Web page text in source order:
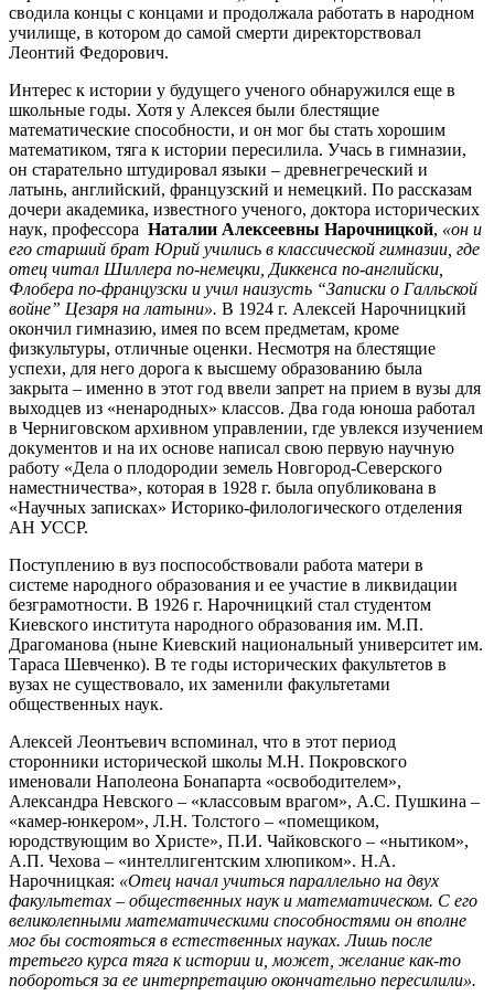
сводила концы с концами и продолжала работать в народном
училище, в котором до самой смерти директорствовал
Леонтий Федорович.
Интерес к истории у будущего ученого обнаружился еще в
школьные годы. Хотя у Алексея были блестящие
математические способности, и он мог бы стать хорошим
математиком, тяга к истории пересилила. Учась в гимназии,
он старательно штудировал языки – древнегреческий и
латынь, английский, французский и немецкий. По рассказам
дочери академика, известного ученого, доктора исторических
наук, профессора Наталии Алексеевны Нарочницкой, «он и
его старший брат Юрий учились в классической гимназии, где
отец читал Шиллера по-немецки, Диккенса по-английски,
Флобера по-французски и учил наизусть “Записки о Галльской
войне” Цезаря на латыни». В 1924 г. Алексей Нарочницкий
окончил гимназию, имея по всем предметам, кроме
физкультуры, отличные оценки. Несмотря на блестящие
успехи, для него дорога к высшему образованию была
закрыта – именно в этот год ввели запрет на прием в вузы для
выходцев из «ненародных» классов. Два года юноша работал
в Черниговском архивном управлении, где увлекся изучением
документов и на их основе написал свою первую научную
работу «Дела о плодородии земель Новгород-Северского
наместничества», которая в 1928 г. была опубликована в
«Научных записках» Историко-филологического отделения
АН УССР.
Поступлению в вуз поспособствовали работа матери в
системе народного образования и ее участие в ликвидации
безграмотности. В 1926 г. Нарочницкий стал студентом
Киевского института народного образования им. М.П.
Драгоманова (ны­не Ки­ев­ский на­цио­наль­ный университет им.
Та­ра­са Шев­чен­ко). В те годы исторических факультетов в
вузах не существовало, их заменили факультетами
общественных наук.
Алексей Леонтьевич вспоминал, что в этот период
сторонники исторической школы М.Н. Покровского
именовали Наполеона Бонапарта «освободителем»,
Александра Невского – «классовым врагом», А.С. Пушкина –
«камер-юнкером», Л.Н. Толстого – «помещиком,
юродствующим во Христе», П.И. Чайковского – «нытиком»,
А.П. Чехова – «интеллигентским хлюпиком». Н.А.
Нарочницкая: «Отец начал учиться параллельно на двух
факультетах – общественных наук и математическом. С его
великолепными математическими способностями он вполне
мог бы состояться в естественных науках. Лишь после
третьего курса тяга к истории и, может, желание как-то
побороться за ее интерпретацию окончательно пересилили».